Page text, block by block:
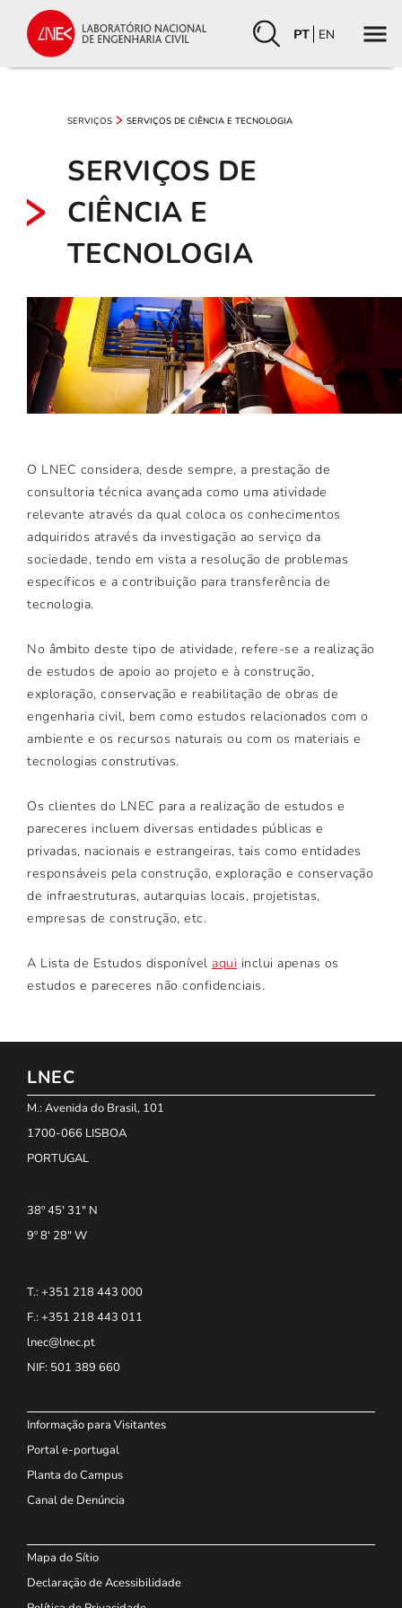
PT EN
SERVIÇOS SERVIÇOS DE CIÊNCIA E TECNOLOGIA
SERVIÇOS DE
CIÊNCIA E
TECNOLOGIA
O LNEC considera, desde sempre, a prestação de
consultoria técnica avançada como uma atividade
relevante através da qual coloca os conhecimentos
adquiridos através da investigação ao serviço da
sociedade, tendo em vista a resolução de problemas
específicos e a contribuição para transferência de
tecnologia.
No âmbito deste tipo de atividade, refere-se a realização
de estudos de apoio ao projeto e à construção,
exploração, conservação e reabilitação de obras de
engenharia civil, bem como estudos relacionados com o
ambiente e os recursos naturais ou com os materiais e
tecnologias construtivas.
Os clientes do LNEC para a realização de estudos e
pareceres incluem diversas entidades públicas e
privadas, nacionais e estrangeiras, tais como entidades
responsáveis pela construção, exploração e conservação
de infraestruturas, autarquias locais, projetistas,
empresas de construção, etc.
A Lista de Estudos disponível aqui inclui apenas os
estudos e pareceres não confidenciais.
LNEC
M.: Avenida do Brasil, 101
1700-066 LISBOA
PORTUGAL
38º 45' 31" N
9º 8' 28" W
T.: +351 218 443 000
F.: +351 218 443 011
lnec@lnec.pt
NIF: 501 389 660
Informação para Visitantes
Portal e-portugal
Planta do Campus
Canal de Denúncia
Mapa do Sítio
Declaração de Acessibilidade